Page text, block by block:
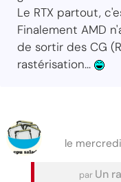
Le RTX partout,
Finalement AMD
de sortir des CG
rastérisation...
le
par Un